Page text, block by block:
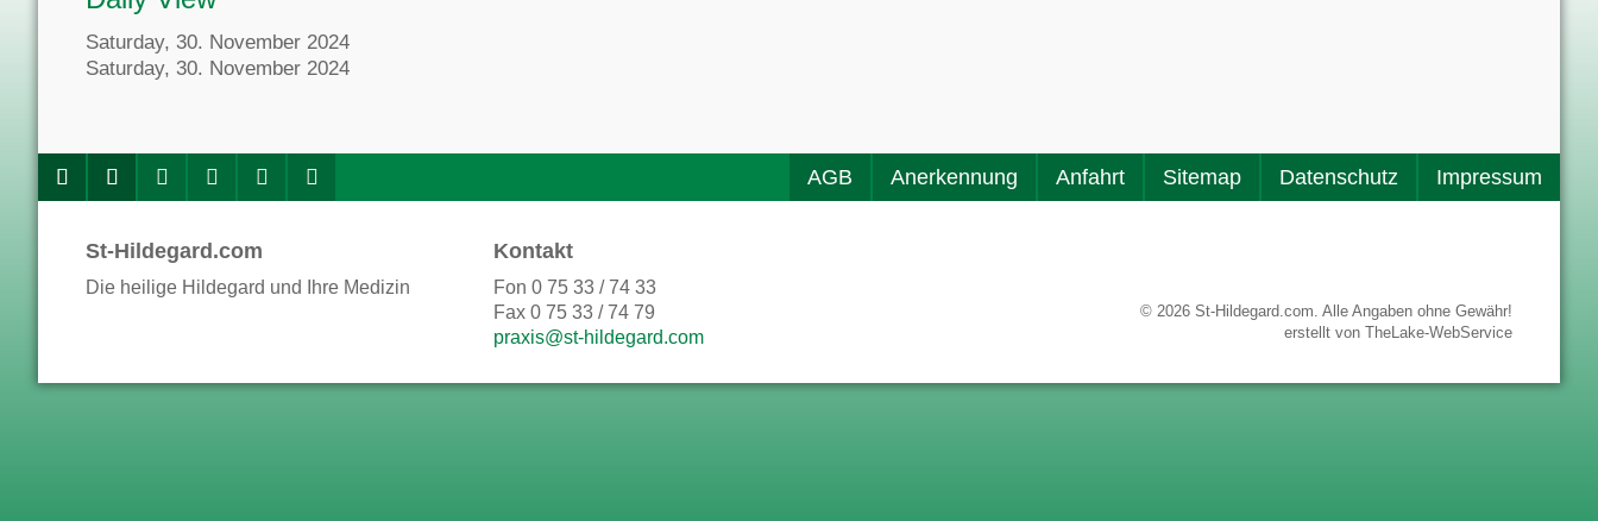
Saturday, 30. November 2024
Saturday, 30. November 2024
AGB Anerkennung Anfahrt Sitemap Datenschutz Impressum
St-Hildegard.com
Die heilige Hildegard und Ihre Medizin
Kontakt
Fon 0 75 33 / 74 33
Fax 0 75 33 / 74 79
praxis@st-hildegard.com
© 2026 St-Hildegard.com. Alle Angaben ohne Gewähr!
erstellt von TheLake-WebService